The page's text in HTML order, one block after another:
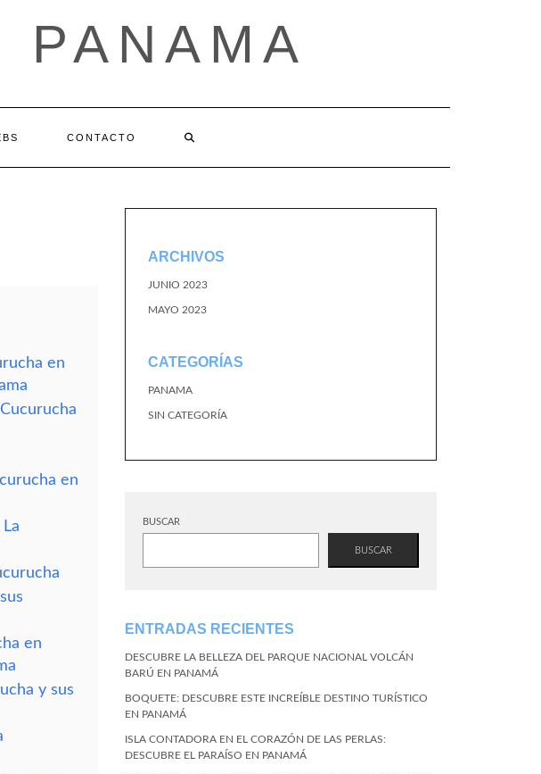
PANAMA
CONTACTO
en
en
en
y sus
ARCHIVOS
JUNIO 2023
MAYO 2023
CATEGORÍAS
PANAMA
SIN CATEGORÍA
BUSCAR
BUSCAR
ENTRADAS RECIENTES
DESCUBRE LA BELLEZA DEL PARQUE NACIONAL VOLCÁN
BARÚ EN PANAMÁ
BOQUETE: DESCUBRE ESTE INCREÍBLE DESTINO TURÍSTICO
EN PANAMÁ
ISLA CONTADORA EN EL CORAZÓN DE LAS PERLAS:
DESCUBRE EL PARAÍSO EN PANAMÁ